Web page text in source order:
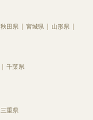
秋田県 宮城県
山形県
千葉県
三重県